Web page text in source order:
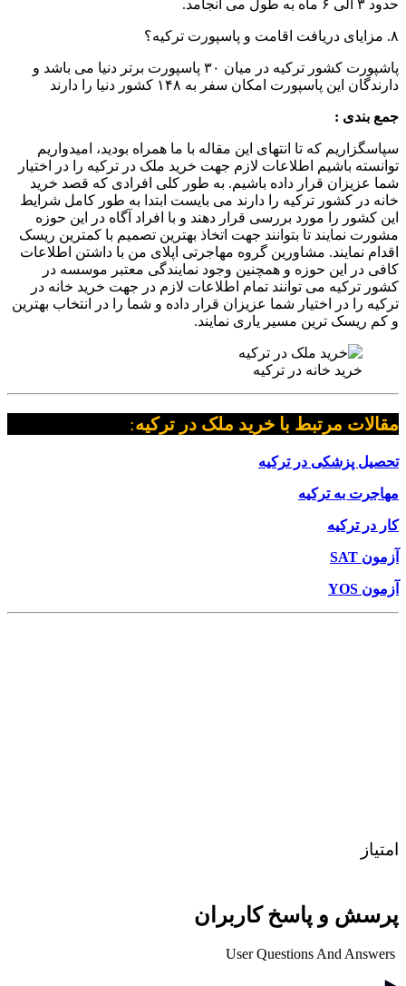
حدود ۳ الی ۶ ماه به طول می انجامد.
۸. مزایای دریافت اقامت و پاسپورت ترکیه؟
پاشپورت کشور ترکیه در میان ۳۰ پاسپورت برتر دنیا می باشد و
دارندگان این پاسپورت امکان سفر به ۱۴۸ کشور دنیا را دارند
جمع بندی :
سپاسگزاریم که تا انتهای این مقاله با ما همراه بودید، امیدواریم
توانسته باشیم اطلاعات لازم جهت خرید ملک در ترکیه را در اختیار
شما عزیزان قرار داده باشیم. به طور کلی افرادی که قصد خرید
خانه در کشور ترکیه را دارند می بایست ابتدا به طور کامل شرایط
این کشور را مورد بررسی قرار دهند و با افراد آگاه در این حوزه
مشورت نمایند تا بتوانند جهت اتخاذ بهترین تصمیم با کمترین ریسک
اقدام نمایند. مشاورین گروه مهاجرتی اپلای من با داشتن اطلاعات
کافی در این حوزه و همچنین وجود نمایندگی معتبر موسسه در
کشور ترکیه می توانند تمام اطلاعات لازم در جهت خرید خانه در
ترکیه را در اختیار شما عزیزان قرار داده و شما را در انتخاب بهترین
و کم ریسک ترین مسیر یاری نمایند.
خرید خانه در ترکیه
مقالات مرتبط با خرید ملک در ترکیه:
تحصیل پزشکی در ترکیه
مهاجرت به ترکیه
کار در ترکیه
آزمون SAT
آزمون YOS
امتیاز
پرسش و پاسخ کاربران